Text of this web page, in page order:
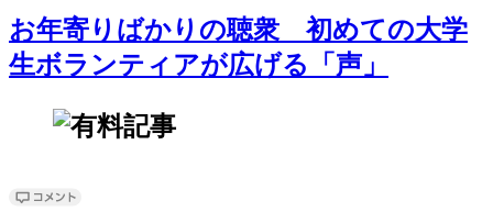
お年寄りばかりの聴衆 初めての大学
生ボランティアが広げる「声」